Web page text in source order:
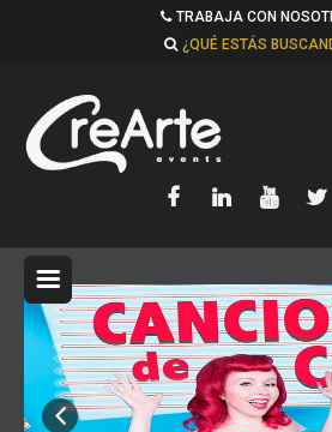
TRABAJA CON
¿QUÉ ESTÁS